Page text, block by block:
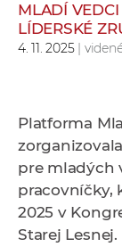
MLADÍ
LÍDERSKÉ
4. 11. 2025|
Platforma
pre mladých
pracovníčky,
2025 v
Starej